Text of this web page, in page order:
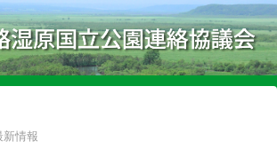
新情報